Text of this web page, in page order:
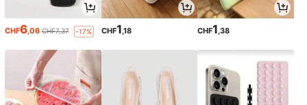
CHF6,06 CHF7,37 -17% CHF1,18 CHF1,38